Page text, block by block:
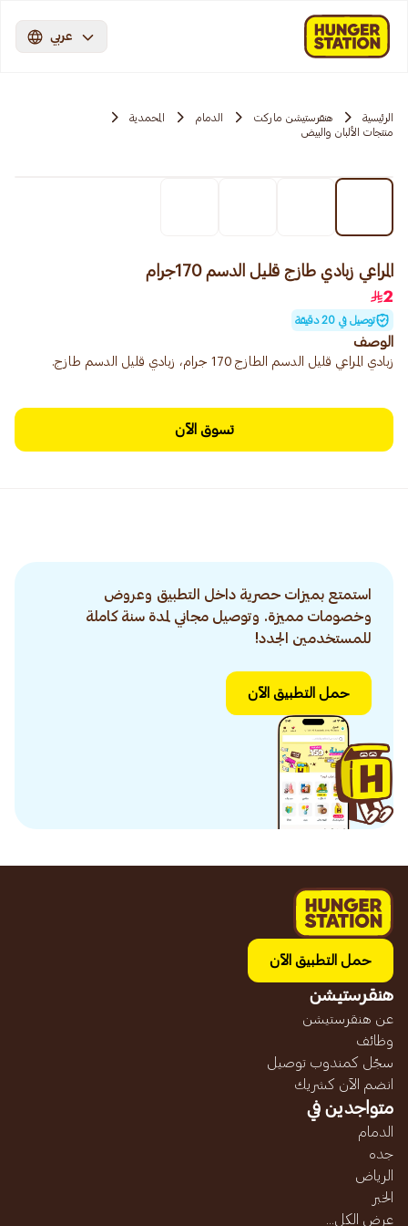
عربي
الرئيسية هنقرستيشن ماركت الدمام
المحمدية
منتجات الألبان والبيض
المراعي زبادي طازج قليل الدسم 170جرام
2
توصيل في 20 دقيقة
الوصف
زبادي المراعي قليل الدسم الطازج 170 جرام، زبادي قليل الدسم طازج.
تسوق الآن
استمتع بميزات حصرية داخل التطبيق وعروض
وخصومات مميزة. وتوصيل مجاني لمدة سنة كاملة
للمستخدمين الجدد!
حمل التطبيق الآن
حمل التطبيق الآن
هنقرستيشن
عن هنقرستيشن
وظائف
سجّل كمندوب توصيل
انضم الآن كشريك
متواجدين في
الدمام
جده
الرياض
الخبر
عرض الكل...